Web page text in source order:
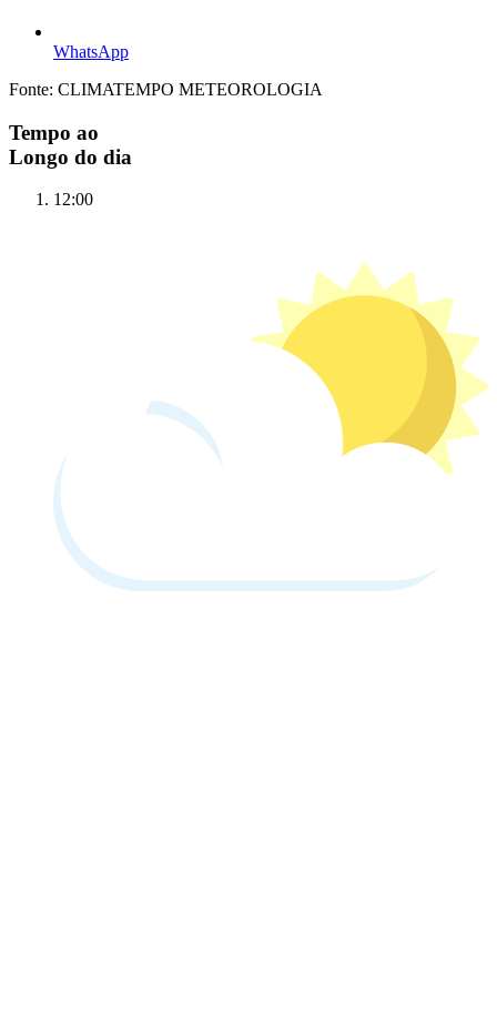
WhatsApp
Fonte: CLIMATEMPO METEOROLOGIA
Tempo ao
Longo do dia
12:00